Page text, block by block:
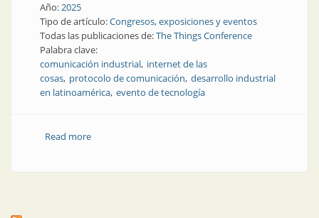
Año:2025
Tipo de artículo:Congresos, exposiciones y eventos
Todas las publicaciones de:The Things Conference
Palabra clave:
comunicación industrial internet de las
cosas protocolo de comunicación desarrollo industrial
en latinoamérica evento de tecnología
Read moreabout The Things Conference en Argentina: IoT y